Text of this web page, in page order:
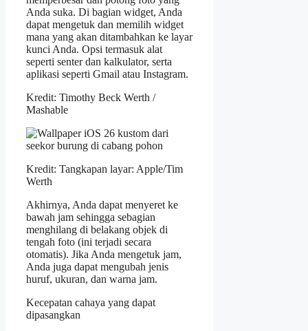
Anda suka. Di bagian widget, Anda
dapat mengetuk dan memilih widget
mana yang akan ditambahkan ke layar
kunci Anda. Opsi termasuk alat
seperti senter dan kalkulator, serta
aplikasi seperti Gmail atau Instagram.
Kredit: Timothy Beck Werth /
Mashable
Kredit: Tangkapan layar: Apple/Tim
Werth
Akhirnya, Anda dapat menyeret ke
bawah jam sehingga sebagian
menghilang di belakang objek di
tengah foto (ini terjadi secara
otomatis). Jika Anda mengetuk jam,
Anda juga dapat mengubah jenis
huruf, ukuran, dan warna jam.
Kecepatan cahaya yang dapat
dipasangkan